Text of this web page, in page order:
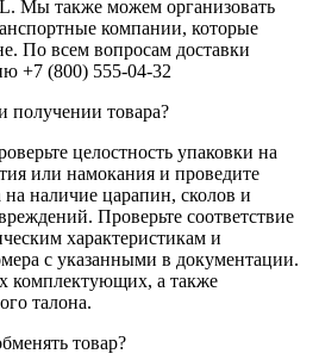
Мы также можем организовать
компании, которые
По всем вопросам доставки
+7 (800) 555-04-32
получении товара?
целостность упаковки на
или намокания и проведите
наличие царапин, сколов и
Проверьте соответствие
характеристикам и
с указанными в документации.
комплектующих, а также
талона.
товар?